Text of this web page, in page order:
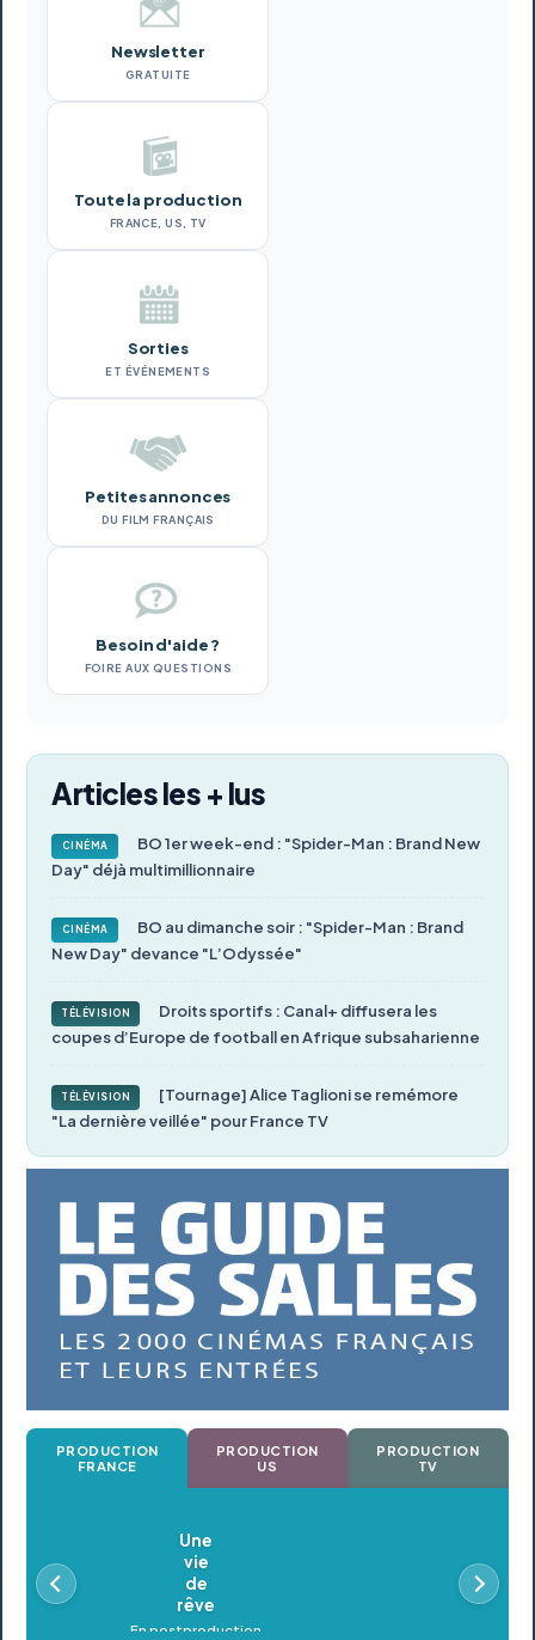
Newsletter
GRATUITE
Toute la production
FRANCE, US, TV
Sorties
ET ÉVÉNEMENTS
Petites annonces
DU FILM FRANÇAIS
Besoin d'aide ?
FOIRE AUX QUESTIONS
Articles les + lus
CINÉMA
BO 1er week-end : "Spider-Man : Brand New
Day" déjà multimillionnaire
CINÉMA
BO au dimanche soir : "Spider-Man : Brand
New Day" devance "L’Odyssée"
TÉLÉVISION
Droits sportifs : Canal+ diffusera les
coupes d’Europe de football en Afrique subsaharienne
TÉLÉVISION
[Tournage] Alice Taglioni se remémore
"La dernière veillée" pour France TV
PRODUCTION
FRANCE
PRODUCTION
US
PRODUCTION
TV
Oldeupe
En postproduction